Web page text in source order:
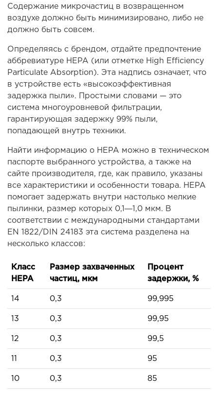
Содержание микрочастиц в возвращенном
воздухе должно быть минимизировано, либо не
должно быть совсем.
Определяясь с брендом, отдайте предпочтение
аббревиатуре НЕРА (или отметке High Efficiency
Particulate Absorption). Эта надпись означает, что
в устройстве есть «высокоэффективная
задержка пыли». Простыми словами — это
система многоуровневой фильтрации,
гарантирующая задержку 99% пыли,
попадающей внутрь техники.
Найти информацию о НЕРА можно в техническом
паспорте выбранного устройства, а также на
сайте производителя, где, как правило, указаны
все характеристики и особенности товара. НЕРА
помогает задержать внутри настолько мелкие
пылинки, размер которых 0,1―1,0 мкм. В
соответствии с международными стандартами
EN 1822/DIN 24183 эта система разделена на
несколько классов:
Класс
НЕРА
Размер захваченных
частиц, мкм
Процент
задержки, %
14 0,3 99,995
13 0,3 99,95
12 0,3 99,5
11 0,3 95
10 0,3 85